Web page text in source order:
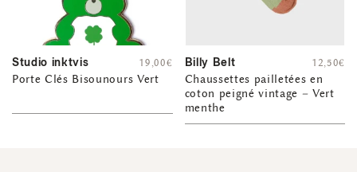
Studio inktvis
Porte Clés Bisounours Vert
19,00€ Billy Belt
Chaussettes pailletées en
coton peigné vintage – Vert
menthe
12,50€